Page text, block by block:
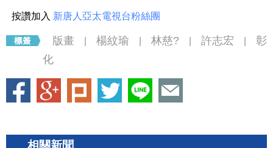
按讚加入 新唐人亞太電視台粉絲團
版畫 楊紋瑜 林慈? 許志宏
彰
化